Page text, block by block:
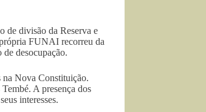
de divisão da Reserva e
FUNAI recorreu da
desocupação.
na Nova Constituição.
A presença dos
interesses.